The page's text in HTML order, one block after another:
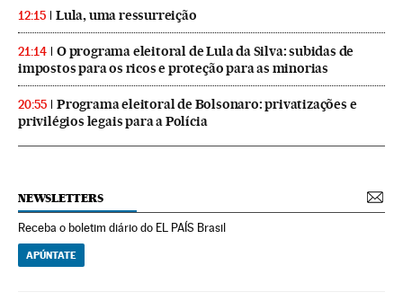
12:15 Lula, uma ressurreição
21:14
O programa eleitoral de Lula da Silva: subidas de
impostos para os ricos e proteção para as minorias
20:55
Programa eleitoral de Bolsonaro: privatizações e
privilégios legais para a Polícia
NEWSLETTERS
Receba o boletim diário do EL PAÍS Brasil
APÚNTATE